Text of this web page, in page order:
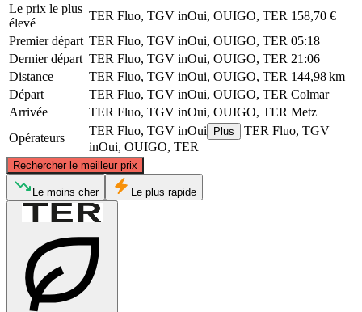
Le prix le plus
élevé
TER Fluo, TGV inOui, OUIGO, TER 158,70 €
Premier départ TER Fluo, TGV inOui, OUIGO, TER 05:18
Dernier départ TER Fluo, TGV inOui, OUIGO, TER 21:06
Distance
TER Fluo, TGV inOui, OUIGO, TER 144,98 km
Départ
TER Fluo, TGV inOui, OUIGO, TER Colmar
Arrivée
TER Fluo, TGV inOui, OUIGO, TER Metz
Opérateurs
TER Fluo, TGV inOui Plus
TER Fluo, TGV
inOui, OUIGO, TER
Rechercher le meilleur prix
Metz
©CARTO
Le moins cher Le plus rapide